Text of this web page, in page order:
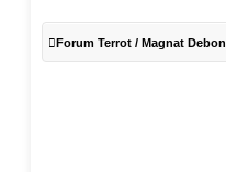
Forum Terrot / Magnat Debon